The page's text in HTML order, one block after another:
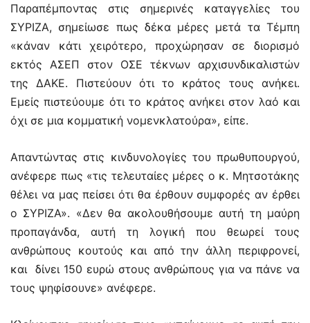
Παραπέμποντας στις σημερινές καταγγελίες του
ΣΥΡΙΖΑ, σημείωσε πως δέκα μέρες μετά τα Τέμπη
«κάναν κάτι χειρότερο, προχώρησαν σε διορισμό
εκτός ΑΣΕΠ στον ΟΣΕ τέκνων αρχισυνδικαλιστών
της ΔΑΚΕ. Πιστεύουν ότι το κράτος τους ανήκει.
Εμείς πιστεύουμε ότι το κράτος ανήκει στον λαό και
όχι σε μια κομματική νομενκλατούρα», είπε.
Απαντώντας στις κινδυνολογίες του πρωθυπουργού,
ανέφερε πως «τις τελευταίες μέρες ο κ. Μητσοτάκης
θέλει να μας πείσει ότι θα έρθουν συμφορές αν έρθει
ο ΣΥΡΙΖΑ». «Δεν θα ακολουθήσουμε αυτή τη μαύρη
προπαγάνδα, αυτή τη λογική που θεωρεί τους
ανθρώπους κουτούς και από την άλλη περιφρονεί,
και δίνει 150 ευρώ στους ανθρώπους για να πάνε να
τους ψηφίσουνε» ανέφερε.